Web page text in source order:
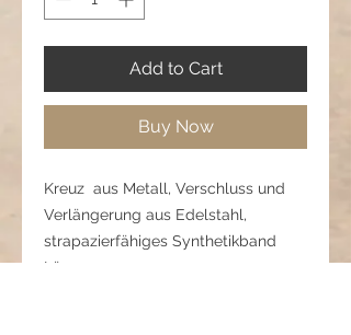
Add to Cart
Buy Now
Kreuz aus Metall, Verschluss und
Verlängerung aus Edelstahl,
strapazierfähiges Synthetikband
Länge: 50 cm